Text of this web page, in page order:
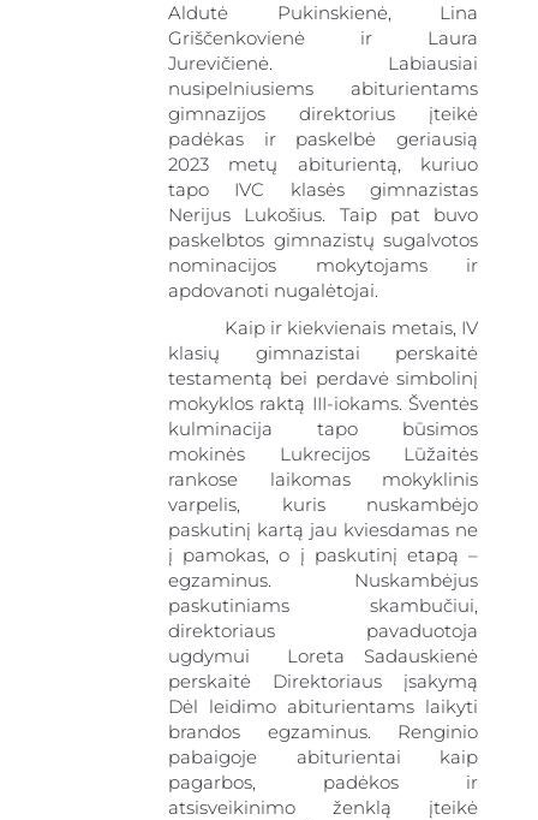
Aldutė Pukinskienė, Lina
Griščenkovienė ir Laura
Jurevičienė. Labiausiai
nusipelniusiems abiturientams
gimnazijos direktorius įteikė
padėkas ir paskelbė geriausią
2023 metų abiturientą, kuriuo
tapo IVC klasės gimnazistas
Nerijus Lukošius. Taip pat buvo
paskelbtos gimnazistų sugalvotos
nominacijos mokytojams ir
apdovanoti nugalėtojai.
Kaip ir kiekvienais metais, IV
klasių gimnazistai perskaitė
testamentą bei perdavė simbolinį
mokyklos raktą III-iokams. Šventės
kulminacija tapo būsimos
mokinės Lukrecijos Lūžaitės
rankose laikomas mokyklinis
varpelis, kuris nuskambėjo
paskutinį kartą jau kviesdamas ne
į pamokas, o į paskutinį etapą –
egzaminus. Nuskambėjus
paskutiniams skambučiui,
direktoriaus pavaduotoja
ugdymui Loreta Sadauskienė
perskaitė Direktoriaus įsakymą
Dėl leidimo abiturientams laikyti
brandos egzaminus. Renginio
pabaigoje abiturientai kaip
pagarbos, padėkos ir
atsisveikinimo ženklą įteikė